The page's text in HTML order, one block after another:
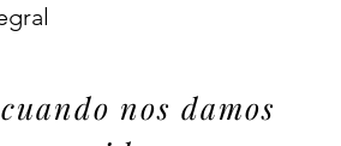
nos damos